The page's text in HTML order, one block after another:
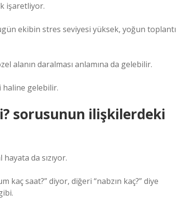
işaretliyor.
ekibin stres seviyesi yüksek, yoğun toplantı
alanın daralması anlamına da gelebilir.
gelebilir.
sorusunun ilişkilerdeki
da sızıyor.
saat?” diyor, diğeri “nabzın kaç?” diye